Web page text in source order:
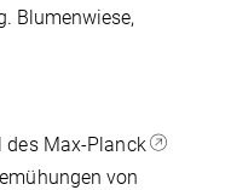
Blumenwiese,
des Max-Planck
von